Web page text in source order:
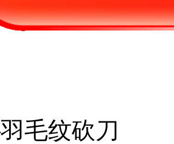
毛纹砍刀